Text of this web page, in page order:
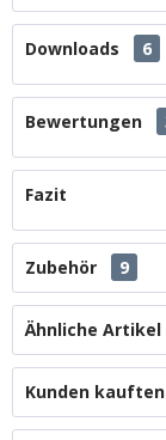
Downloads 6
Bewertungen
Fazit
Zubehör 9
Ähnliche Artikel
Kunden